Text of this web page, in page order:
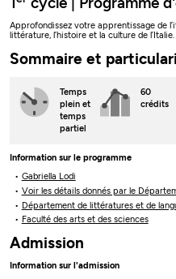
Approfondissez votre apprentissage de
littérature, l’histoire et la culture de l’Italie.
Sommaire et
Temps
plein et
temps
partiel
60
crédits
Information sur le programme
Gabriella Lodi
Voir les détails donnés par le
Département de littératures et de
Faculté des arts et des sciences
Admission
Information sur l'admission